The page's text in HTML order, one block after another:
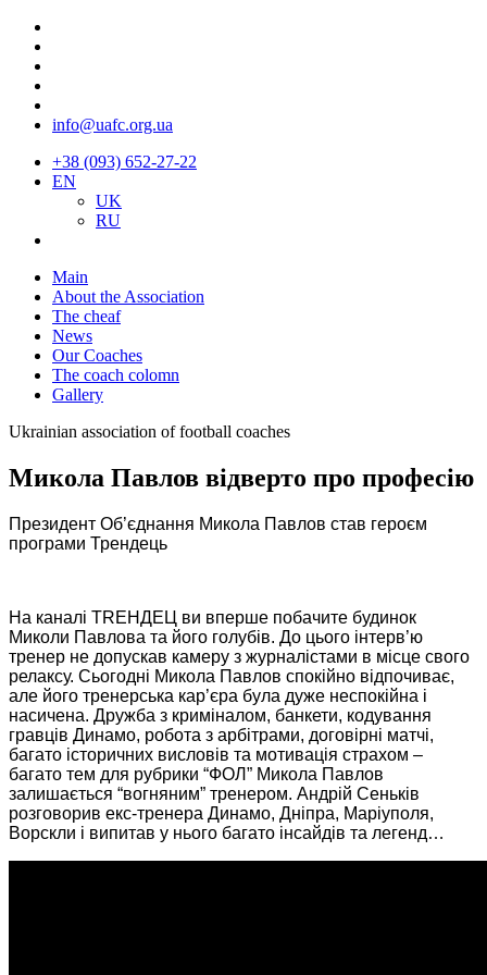
info@uafc.org.ua
+38 (093) 652-27-22
EN
UK
RU
Main
About the Association
The cheaf
News
Our Coaches
The coach colomn
Gallery
Ukrainian association of football coaches
Микола Павлов відверто про професію
Президент Об’єднання Микола Павлов став героєм
програми Трендець
На каналі ТRЕНДЕЦ ви вперше побачите будинок
Миколи Павлова та його голубів. До цього інтерв’ю
тренер не допускав камеру з журналістами в місце свого
релаксу. Сьогодні Микола Павлов спокійно відпочиває,
але його тренерська кар’єра була дуже неспокійна і
насичена. Дружба з криміналом, банкети, кодування
гравців Динамо, робота з арбітрами, договірні матчі,
багато історичних висловів та мотивація страхом –
багато тем для рубрики “ФОЛ” Микола Павлов
залишається “вогняним” тренером. Андрій Сеньків
розговорив екс-тренера Динамо, Дніпра, Маріуполя,
Ворскли і випитав у нього багато інсайдів та легенд…